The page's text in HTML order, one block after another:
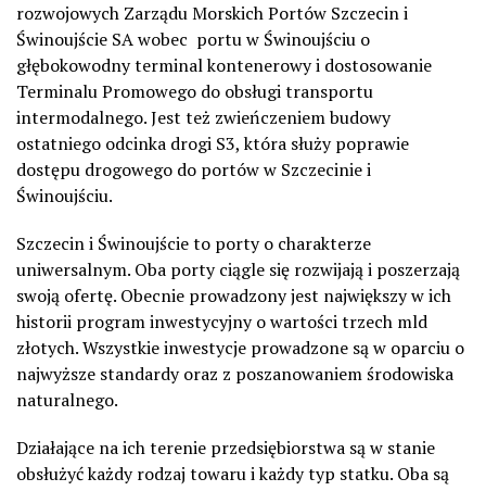
rozwojowych Zarządu Morskich Portów Szczecin i
Świnoujście SA wobec portu w Świnoujściu o
głębokowodny terminal kontenerowy i dostosowanie
Terminalu Promowego do obsługi transportu
intermodalnego. Jest też zwieńczeniem budowy
ostatniego odcinka drogi S3, która służy poprawie
dostępu drogowego do portów w Szczecinie i
Świnoujściu.
Szczecin i Świnoujście to porty o charakterze
uniwersalnym. Oba porty ciągle się rozwijają i poszerzają
swoją ofertę. Obecnie prowadzony jest największy w ich
historii program inwestycyjny o wartości trzech mld
złotych. Wszystkie inwestycje prowadzone są w oparciu o
najwyższe standardy oraz z poszanowaniem środowiska
naturalnego.
Działające na ich terenie przedsiębiorstwa są w stanie
obsłużyć każdy rodzaj towaru i każdy typ statku. Oba są